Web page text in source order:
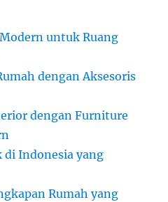
untuk Ruang
dengan Aksesoris
dengan Furniture
di Indonesia yang
Rumah yang